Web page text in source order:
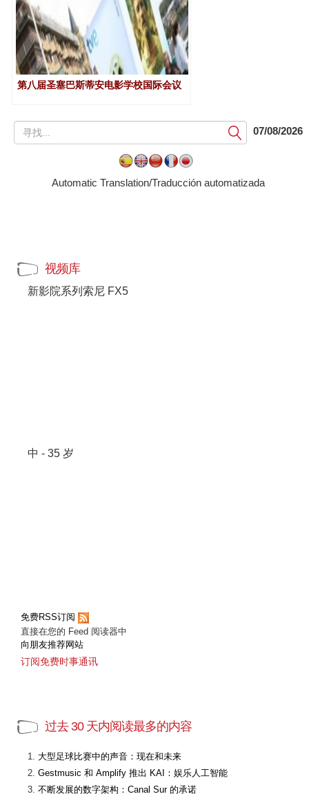
第八届圣塞巴斯蒂安电影学校国际会议
提
交
07/08/2026
Automatic Translation/Traducción automatizada
视频库
新影院系列索尼 FX5
中 - 35 岁
免费RSS订阅
直接在您的 Feed 阅读器中
向朋友推荐网站
订阅免费时事通讯
过去 30 天内阅读最多的内容
大型足球比赛中的声音：现在和未来
Gestmusic 和 Amplify 推出 KAI：娱乐人工智能
不断发展的数字架构：Canal Sur 的承诺